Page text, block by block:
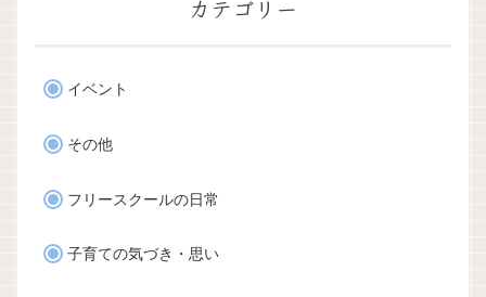
カテゴリー
イベント
その他
フリースクールの日常
子育ての気づき・思い